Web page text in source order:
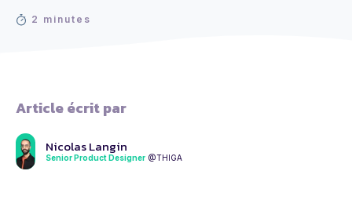
2 minutes
Article écrit par
Nicolas Langin
Senior Product Designer @THIGA